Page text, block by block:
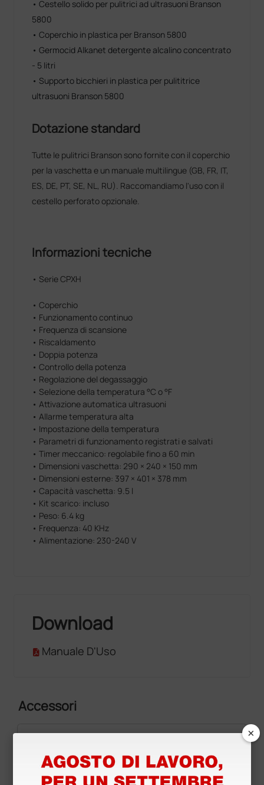
• Cestello solido per pulitrici ad ultrasuoni Branson
5800
• Coperchio in plastica per Branson 5800
• Germocid Alkanet detergente alcalino concentrato
- 5 litri
• Supporto bicchieri in plastica per pulititrice
ultrasuoni Branson 5800
Dotazione standard
Tutte le pulitrici Branson sono fornite con il coperchio
per la vaschetta e un manuale multilingue (GB, FR, IT,
ES, DE, PT, SE, NL, RU). Raccomandiamo l'uso con il
cestello perforato opzionale.
Informazioni tecniche
• Serie CPXH
• Coperchio
• Funzionamento continuo
• Frequenza di scansione
• Riscaldamento
• Doppia potenza
• Controllo della potenza
• Regolazione del degassaggio
• Selezione della temperatura °C o °F
• Attivazione automatica ultrasuoni
• Allarme temperatura alta
• Impostazione della temperatura
• Parametri di funzionamento registrati e salvati
• Timer meccanico: regolabile fino a 60 min
• Dimensioni vaschetta: 290 × 240 × 150 mm
• Dimensioni esterne: 397 × 401 × 378 mm
• Capacità vaschetta: 9.5 l
• Kit scarico: incluso
• Peso: 6.4 kg
• Frequenza: 40 KHz
• Alimentazione: 230-240 V
Download
Manuale D'Uso
Accessori
×